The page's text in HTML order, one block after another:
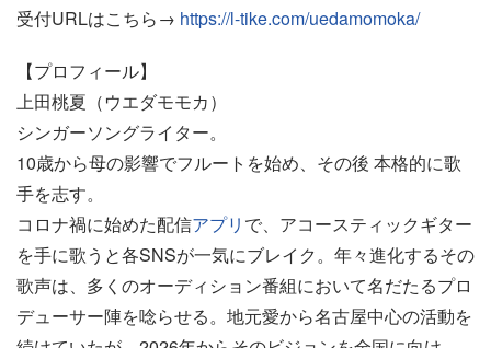
受付URLはこちら→ https://l-tike.com/uedamomoka/
【プロフィール】
上田桃夏（ウエダモモカ）
シンガーソングライター。
10歳から母の影響でフルートを始め、その後 本格的に歌
手を志す。
コロナ禍に始めた配信アプリ で、アコースティックギター
を手に歌うと各SNSが一気にブレイク。年々進化するその
歌声は、多くのオーディション番組において名だたるプロ
デューサー陣を唸らせる。地元愛から名古屋中心の活動を